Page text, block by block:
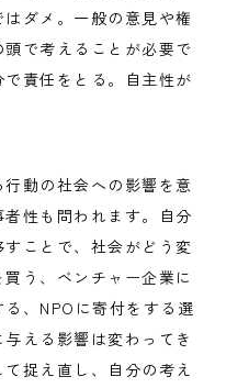
ダメ。一般の意見や権
で考えることが必要で
責任をとる。自主性が
動の社会への影響を意
性も問われます。自分
ことで、社会がどう変
う、ベンチャー企業に
、NPOに寄付をする選
える影響は変わってき
捉え直し、自分の考え